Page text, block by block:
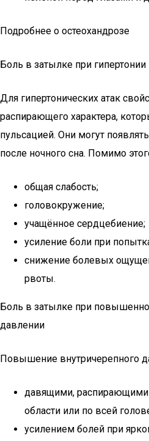
Подробнее о остеохандрозе
Боль в затылке при гипертонии
Для гипертонических атак
распирающего характера,
пульсацией. Они могут
после ночного сна. Помимо
общая слабость;
головокружение;
учащённое сердцебиение;
усиление боли при
снижение болевых
рвоты.
Боль в затылке при
давлении
Повышение внутричерепного
давящими, распирающими
области или по всей
усилением болей при